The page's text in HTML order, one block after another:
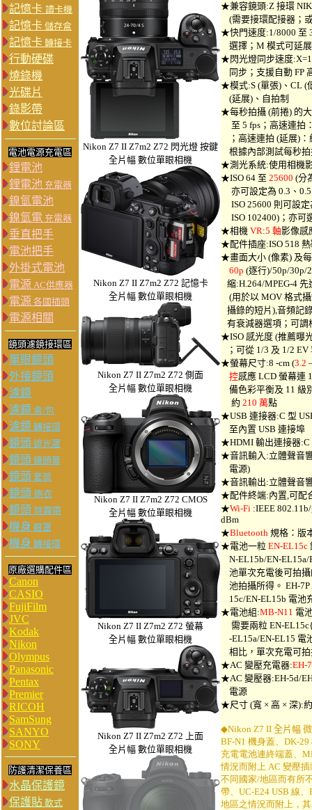
記憶卡 讀卡機
記憶卡 儲存盒
記憶卡 轉接卡
行動硬碟
燒錄機
光碟片
錄影帶
數位討論區
電池電源充電區
鋰電池
鋰電池 充電器
鎳氫電池
鎳氫電 充電器
垂直把手
電池把手
外掛式電池
電源 AC供應器
電源 各國插頭
電源相關
鏡頭濾鏡接環區
單眼鏡頭
外接鏡頭
濾鏡
濾鏡 盒/包
濾鏡 轉接環
鏡頭 遮光罩
鏡頭 鏡頭蓋
鏡頭 套筒
鏡頭 砲衣
鏡頭 除霧帶
機身 眼罩
機身 轉接環
原廠選購配件區
Canon
CASIO
FujiFilm
JVC
Kodak
Nikon
Olympus
Panasonic
Pentax
Premier
RICOH
SamSung
SANYO
SONY
防護清潔保養區
水晶保護鏡
保護貼 軟式
Nikon Z7 II Z7m2 Z72 閃光燈 按鍵
全片幅 數位單眼相機
Nikon Z7 II Z7m2 Z72 記憶卡
全片幅 數位單眼相機
Nikon Z7 II Z7m2 Z72 側面
全片幅 數位單眼相機
Nikon Z7 II Z7m2 Z72 CMOS
全片幅 數位單眼相機
Nikon Z7 II Z7m2 Z72 螢幕
全片幅 數位單眼相機
Nikon Z7 II Z7m2 Z72 上面
全片幅 數位單眼相機
★兼容鏡頭:Z 接環
(需要接環配接器；
★快門速度:1/8000 至
選擇；M 模式可延
★閃光燈同步速度
同步；支援自動 FP
★模式:S (單張)、CL (
(延展)、自拍制
★每秒拍攝 (前捲) 的
至 5 fps；高速連拍
；高速連拍 (延展)：
根據內部測試每秒
★測光系統:使用相機
★ISO 64 至 25600 (分
亦可設定為 0.3、0.5
ISO 25600 則可設定
ISO 102400)；亦可
★相機 VR:5 軸影像感
★配件插座:ISO 518
★畫面大小 (像素) 及
60p (逐行)/50p/30p/
縮:H.264/MPEG-4
(用於以 MOV 格式
攝錄的短片),音頻記
有衰減器選項；可調
★ISO 感光度 (推薦曝
；可從 1/3 及 1/2 EV
★螢幕尺寸:8 -cm (3.2
控感應 LCD 螢幕連
備色彩平衡及 11 級
約 210 萬點
★USB 連接器:C 型
至內置 USB 連接埠
★HDMI 輸出連接器:C
★音訊輸入:立體聲音
電源)
★音訊輸出:立體聲音
★配件終端:內置,可配
★Wi-Fi :IEEE
dBm
★Bluetooth 規格：版
★電池一粒 EN-EL15c
N-EL15b/EN-EL15a/
池單次充電後可拍攝
池拍攝所得。 EH-
15c/EN-EL15b 電池
★電池組:MB-N11 電
需要兩粒 EN-
-EL15a/EN-EL15 電
相比，單次充電可拍
★AC 變壓充電器:EH-
★AC 變壓器:EH-5d/
電源
★尺寸 (寬 × 高 × 深):
◆Nikon Z7 II 全片幅
BF-N1 機身蓋、DK-
充電電池連終端蓋、
情況而附上 AC 變壓
不同國家/地區而有所
帶、UC-E24 USB 線
地區之情況而附上，